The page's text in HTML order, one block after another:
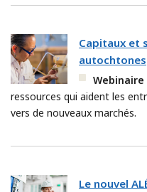
Capitaux et
autochtones
Webinaire
ressources qui aident les
vers de nouveaux marchés.
Le nouvel